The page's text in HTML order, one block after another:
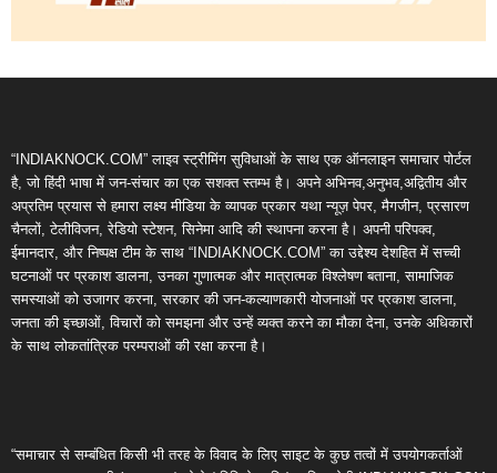
“INDIAKNOCK.COM” लाइव स्ट्रीमिंग सुविधाओं के साथ एक ऑनलाइन समाचार पोर्टल
है, जो हिंदी भाषा में जन-संचार का एक सशक्त स्तम्भ है। अपने अभिनव,अनुभव,अद्वितीय और
अप्रतिम प्रयास से हमारा लक्ष्य मीडिया के व्यापक प्रकार यथा न्यूज़ पेपर, मैगजीन, प्रसारण
चैनलों, टेलीविजन, रेडियो स्टेशन, सिनेमा आदि की स्थापना करना है। अपनी परिपक्व,
ईमानदार, और निष्पक्ष टीम के साथ “INDIAKNOCK.COM” का उद्देश्य देशहित में सच्ची
घटनाओं पर प्रकाश डालना, उनका गुणात्मक और मात्रात्मक विश्लेषण बताना, सामाजिक
समस्याओं को उजागर करना, सरकार की जन-कल्याणकारी योजनाओं पर प्रकाश डालना,
जनता की इच्छाओं, विचारों को समझना और उन्हें व्यक्त करने का मौका देना, उनके अधिकारों
के साथ लोकतांत्रिक परम्पराओं की रक्षा करना है।
“समाचार से सम्बंधित किसी भी तरह के विवाद के लिए साइट के कुछ तत्वों में उपयोगकर्ताओं